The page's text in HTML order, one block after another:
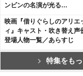
ンビンの名演が光る…
映画『借りぐらしのアリエ
ィ』キャスト・吹き替え声
登場人物一覧／あらすじ
特集をも